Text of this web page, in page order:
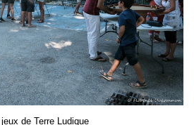
jeux de Terre Ludique